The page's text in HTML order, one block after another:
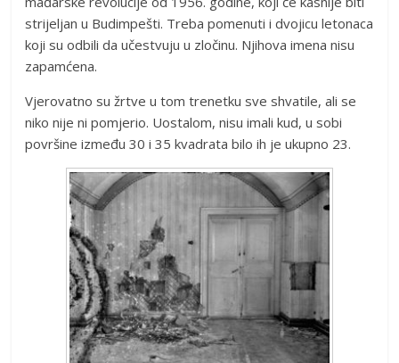
strijeljan u Budimpešti. Treba pomenuti i dvojicu letonaca
koji su odbili da učestvuju u zločinu. Njihova imena nisu
zapamćena.
Vjerovatno su žrtve u tom trenetku sve shvatile, ali se
niko nije ni pomjerio. Uostalom, nisu imali kud, u sobi
površine između 30 i 35 kvadrata bilo ih je ukupno 23.